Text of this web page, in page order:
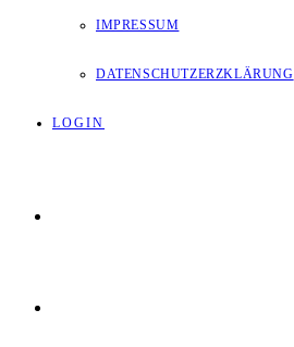
IMPRESSUM
DATENSCHUTZERZKLÄRUNG
LOGIN